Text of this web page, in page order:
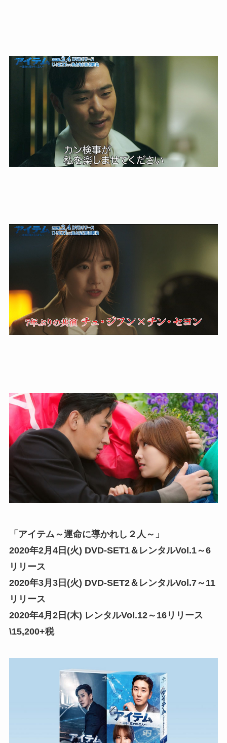
「アイテム～運命に導かれし２人～」
2020年2月4日(火) DVD-SET1＆レンタルVol.1～6
リリース
2020年3月3日(火) DVD-SET2＆レンタルVol.7～11
リリース
2020年4月2日(木) レンタルVol.12～16リリース
\15,200+税